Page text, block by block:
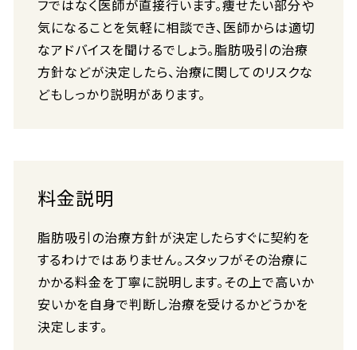
フではなく医師が直接行います。痩せたい部分や
気になることを気軽に相談でき、医師からは適切
なアドバイスを聞けるでしょう。脂肪吸引の治療
方針などが決定したら、治療に関してのリスクな
どもしっかり説明があります。
料金説明
脂肪吸引の治療方針が決定したらすぐに契約を
するわけではありません。スタッフがその治療に
かかる料金を丁寧に説明します。その上で高いか
安いかを自身で判断し治療を受けるかどうかを
決定します。